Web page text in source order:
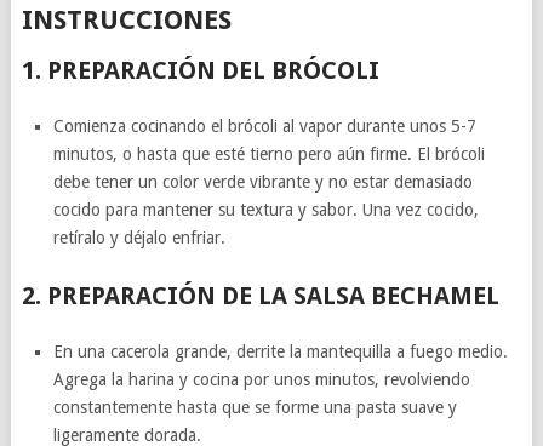
INSTRUCCIONES
1. PREPARACIÓN DEL BRÓCOLI
Comienza cocinando el brócoli al vapor durante unos 5-7
minutos, o hasta que esté tierno pero aún firme. El brócoli
debe tener un color verde vibrante y no estar demasiado
cocido para mantener su textura y sabor. Una vez cocido,
retíralo y déjalo enfriar.
2. PREPARACIÓN DE LA SALSA BECHAMEL
En una cacerola grande, derrite la mantequilla a fuego medio.
Agrega la harina y cocina por unos minutos, revolviendo
constantemente hasta que se forme una pasta suave y
ligeramente dorada.